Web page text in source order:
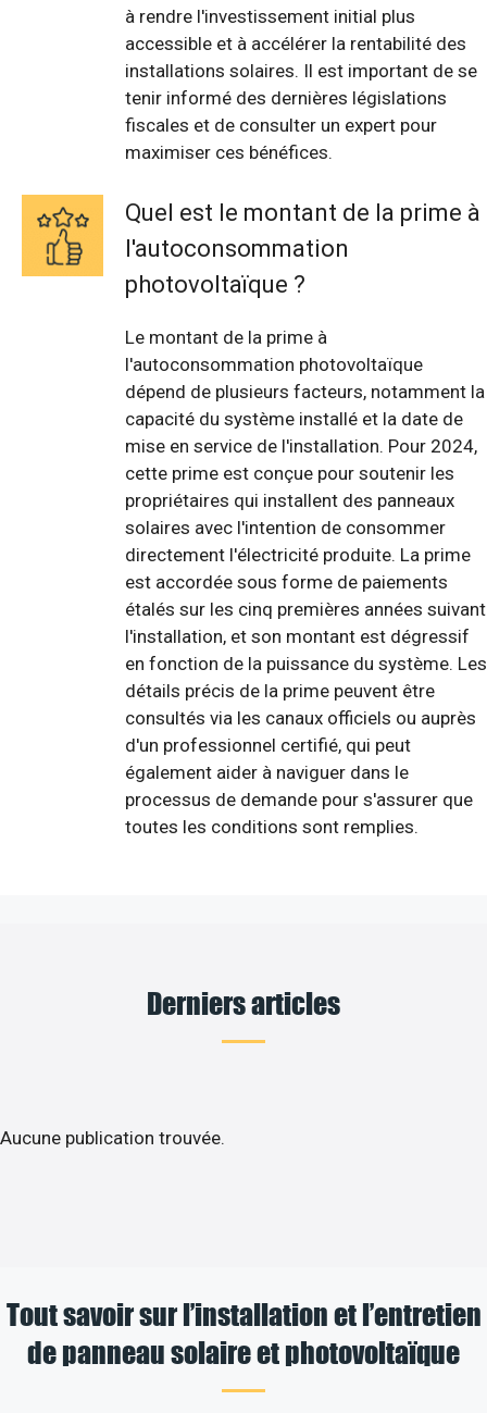
à rendre l'investissement initial plus
accessible et à accélérer la rentabilité des
installations solaires. Il est important de se
tenir informé des dernières législations
fiscales et de consulter un expert pour
maximiser ces bénéfices.
Quel est le montant de la prime à
l'autoconsommation
photovoltaïque ?
Le montant de la prime à
l'autoconsommation photovoltaïque
dépend de plusieurs facteurs, notamment la
capacité du système installé et la date de
mise en service de l'installation. Pour 2024,
cette prime est conçue pour soutenir les
propriétaires qui installent des panneaux
solaires avec l'intention de consommer
directement l'électricité produite. La prime
est accordée sous forme de paiements
étalés sur les cinq premières années suivant
l'installation, et son montant est dégressif
en fonction de la puissance du système. Les
détails précis de la prime peuvent être
consultés via les canaux officiels ou auprès
d'un professionnel certifié, qui peut
également aider à naviguer dans le
processus de demande pour s'assurer que
toutes les conditions sont remplies.
Derniers articles
Aucune publication trouvée.
Tout savoir sur l’installation et l’entretien
de panneau solaire et photovoltaïque